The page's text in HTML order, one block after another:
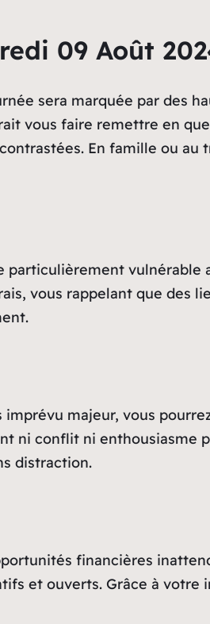
09 Août
sera marquée par des
vous faire remettre en
En famille ou
vulnérable
vous rappelant que des
majeur, vous
ni conflit ni enthousiasme
distraction.
financières
et ouverts. Grâce à